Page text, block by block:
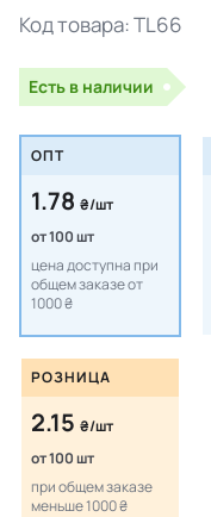
Код товара:TL66
Есть в наличии
ОПТ
1.78 ₴/шт
от 100 шт
цена доступна при
общем заказе от
1000 ₴
РОЗНИЦА
2.15 ₴/шт
от 100 шт
при общем заказе
меньше 1000 ₴